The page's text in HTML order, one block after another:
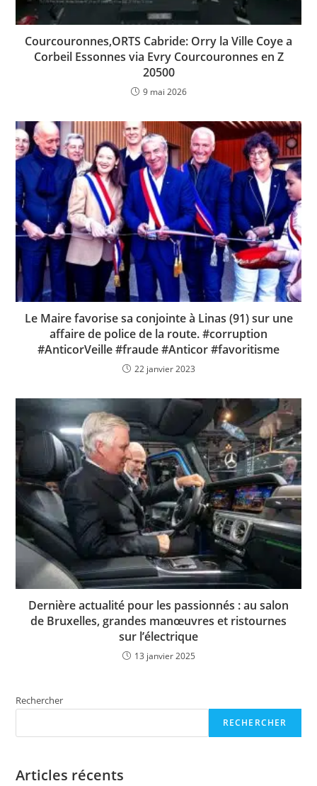
Courcouronnes,ORTS Cabride: Orry la Ville Coye a
Corbeil Essonnes via Evry Courcouronnes en Z
20500
9 mai 2026
Le Maire favorise sa conjointe à Linas (91) sur une
affaire de police de la route. #corruption
#AnticorVeille #fraude #Anticor #favoritisme
22 janvier 2023
Dernière actualité pour les passionnés : au salon
de Bruxelles, grandes manœuvres et ristournes
sur l’électrique
13 janvier 2025
Rechercher
RECHERCHER
Articles récents